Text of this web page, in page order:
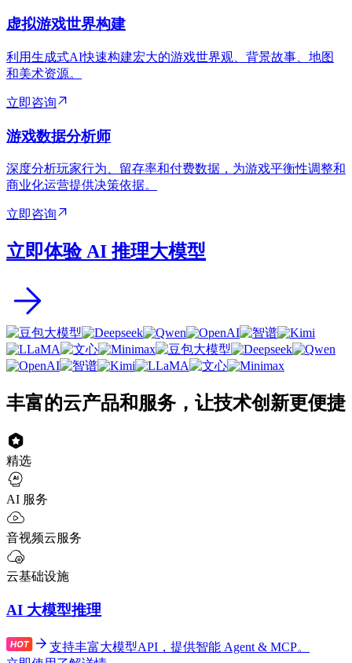
虚拟游戏世界构建
利用生成式AI快速构建宏大的游戏世界观、背景故事、地图
和美术资源。
立即咨询
游戏数据分析师
深度分析玩家行为、留存率和付费数据，为游戏平衡性调整和
商业化运营提供决策依据。
立即咨询
立即体验 AI 推理大模型
丰富的云产品和服务，让技术创新更便捷
精选
AI 服务
音视频云服务
云基础设施
AI 大模型推理
支持丰富大模型API，提供智能 Agent & MCP。